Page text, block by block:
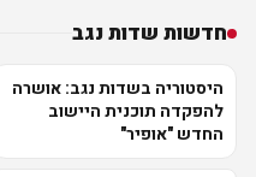
חדשות שדות נגב
היסטוריה בשדות נגב: אושרה
להפקדה תוכנית היישוב
החדש "אופיר"